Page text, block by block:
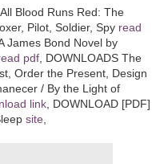
Blood Runs Red: The
Pilot, Soldier, Spy read
James Bond Novel by
pdf , DOWNLOADS The
Order the Present, Design
/ By the Light of
link , DOWNLOAD [PDF]
site